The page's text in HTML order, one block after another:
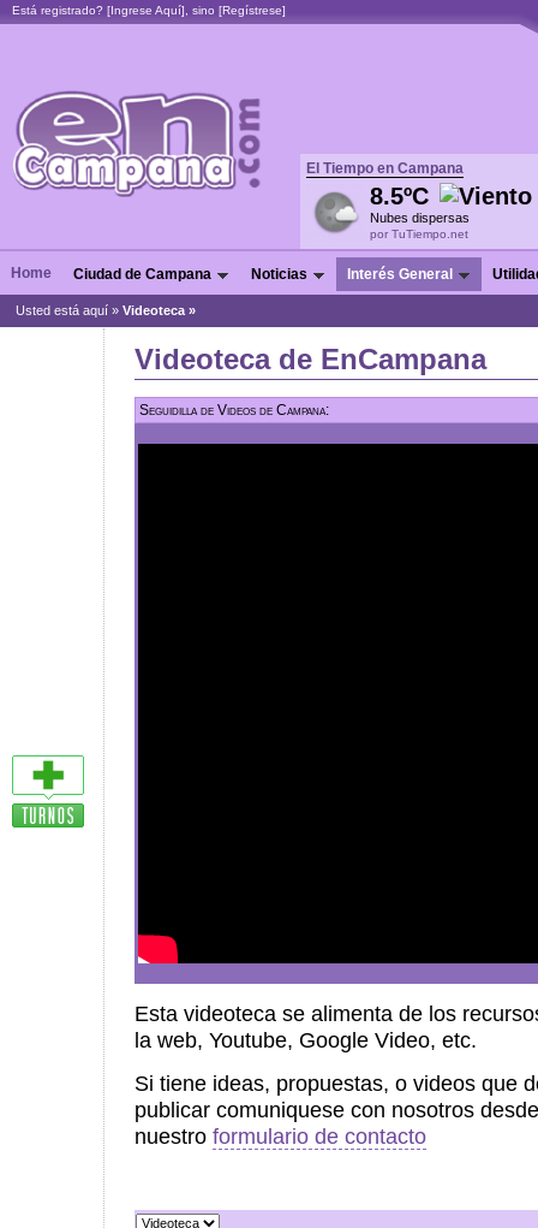
Está registrado? [Ingrese Aquí], sino [Regístrese]
El Tiempo en Campana
8.5ºC
Nubes dispersas
por TuTiempo.net
Home Ciudad de Campana Noticias Interés General
Usted está aquí » Videoteca »
Videoteca de EnCampana
Seguidilla de Videos de Campana:
Esta videoteca se alimenta de los
la web, Youtube, Google Video, etc.
Si tiene ideas, propuestas, o videos que
publicar comuniquese con nosotros desde
nuestro formulario de contacto